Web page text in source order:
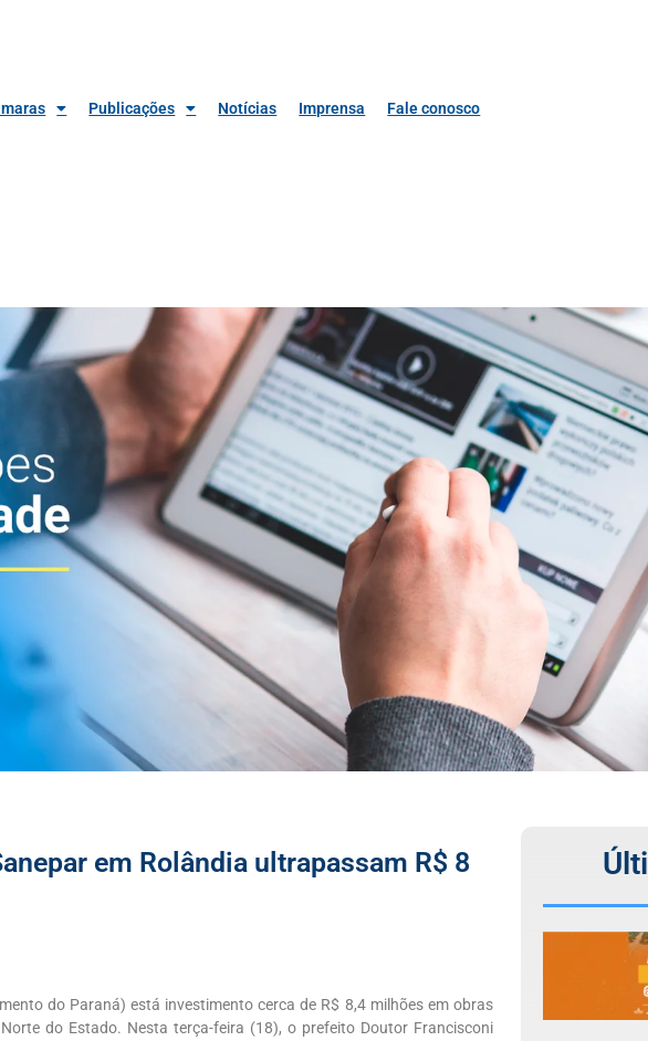
Publicações Notícias Imprensa Fale conosco
em Rolândia ultrapassam R$ 8
do Paraná) está investimento cerca de R$ 8,4 milhões em obras
do Estado. Nesta terça-feira (18), o prefeito Doutor Francisconi